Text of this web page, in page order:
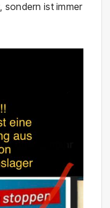
sondern ist immer